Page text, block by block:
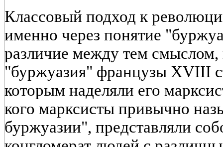
Классовый подход к
именно через понятие
различие между тем
"буржуазия" французы XVIII
которым наделяли его
кого марксисты привычно
буржуазии", представляли